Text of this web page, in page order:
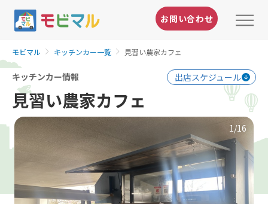
お問い合わせ
モビマル キッチンカー一覧 見習い農家カフェ
キッチンカー情報 出店スケジュール
見習い農家カフェ
1 /16